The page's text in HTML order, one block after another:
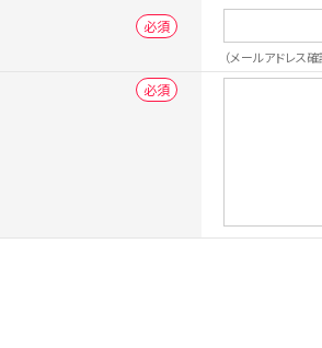
（メールアドレス